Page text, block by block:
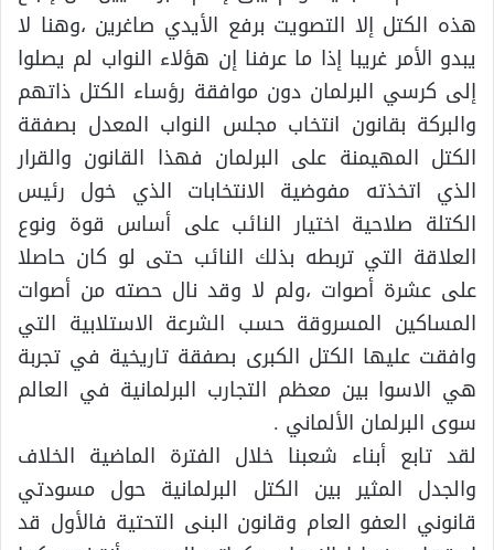
هذه الكتل إلا التصويت برفع الأيدي صاغرين ،وهنا لا
يبدو الأمر غريبا إذا ما عرفنا إن هؤلاء النواب لم يصلوا
إلى كرسي البرلمان دون موافقة رؤساء الكتل ذاتهم
والبركة بقانون انتخاب مجلس النواب المعدل بصفقة
الكتل المهيمنة على البرلمان فهذا القانون والقرار
الذي اتخذته مفوضية الانتخابات الذي خول رئيس
الكتلة صلاحية اختيار النائب على أساس قوة ونوع
العلاقة التي تربطه بذلك النائب حتى لو كان حاصلا
على عشرة أصوات ،ولم لا وقد نال حصته من أصوات
المساكين المسروقة حسب الشرعة الاستلابية التي
وافقت عليها الكتل الكبرى بصفقة تاريخية في تجربة
هي الاسوا بين معظم التجارب البرلمانية في العالم
سوى البرلمان الألماني .
لقد تابع أبناء شعبنا خلال الفترة الماضية الخلاف
والجدل المثير بين الكتل البرلمانية حول مسودتي
قانوني العفو العام وقانون البنى التحتية فالأول قد